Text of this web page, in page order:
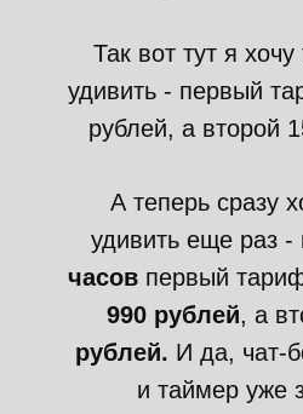
Так вот тут я
удивить - первый
рублей, а второй
А теперь сразу
удивить еще раз -
часовпервый тариф
990 рублей, а
рублей. И да, чат-
и таймер уже